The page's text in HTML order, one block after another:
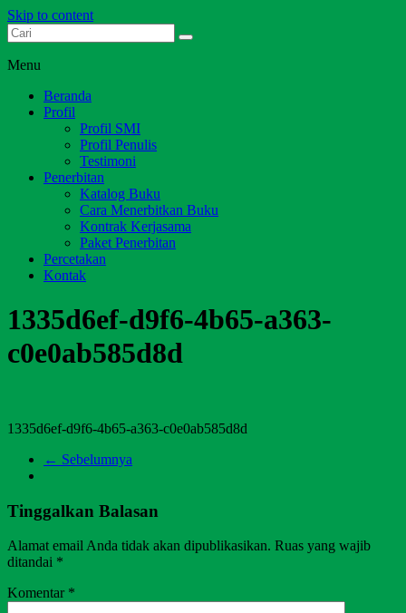
Skip to content
Dari Jambi untuk Indonesia
Menu
Beranda
Profil
Profil SMI
Profil Penulis
Testimoni
Penerbitan
Katalog Buku
Cara Menerbitkan Buku
Kontrak Kerjasama
Paket Penerbitan
Percetakan
Kontak
1335d6ef-d9f6-4b65-a363-
c0e0ab585d8d
1335d6ef-d9f6-4b65-a363-c0e0ab585d8d
← Sebelumnya
Tinggalkan Balasan
Alamat email Anda tidak akan dipublikasikan. Ruas yang wajib
ditandai *
Komentar *